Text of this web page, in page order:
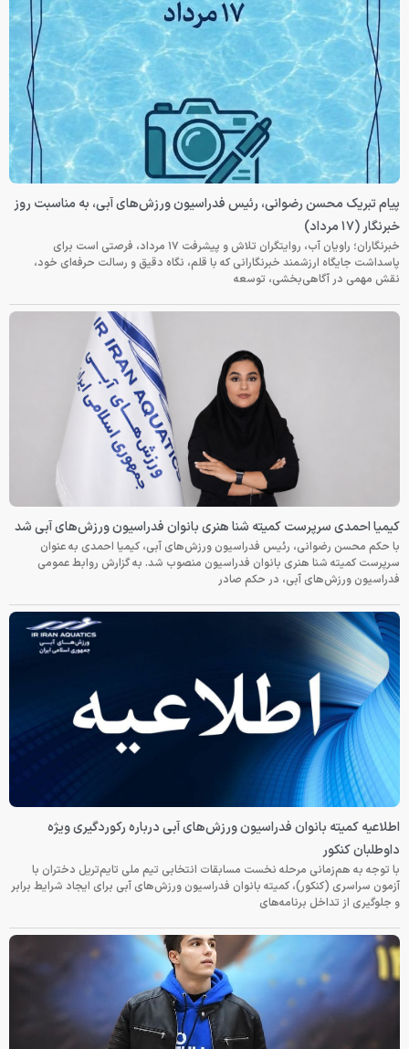
پیام تبریک محسن رضوانی، رئیس فدراسیون ورزش‌های آبی، به مناسبت روز
خبرنگار (۱۷ مرداد)
خبرنگاران؛ راویان آب، روایتگران تلاش و پیشرفت ۱۷ مرداد، فرصتی است برای
پاسداشت جایگاه ارزشمند خبرنگارانی که با قلم، نگاه دقیق و رسالت حرفه‌ای خود،
نقش مهمی در آگاهی‌بخشی، توسعه
کیمیا احمدی سرپرست کمیته شنا هنری بانوان فدراسیون ورزش‌های آبی شد
با حکم محسن رضوانی، رئیس فدراسیون ورزش‌های آبی، کیمیا احمدی به عنوان
سرپرست کمیته شنا هنری بانوان فدراسیون منصوب شد. به گزارش روابط عمومی
فدراسیون ورزش‌های آبی، در حکم صادر
اطلاعیه کمیته بانوان فدراسیون ورزش‌های آبی درباره رکوردگیری ویژه
داوطلبان کنکور
با توجه به هم‌زمانی مرحله نخست مسابقات انتخابی تیم ملی تایم‌تریل دختران با
آزمون سراسری (کنکور)، کمیته بانوان فدراسیون ورزش‌های آبی برای ایجاد شرایط برابر
و جلوگیری از تداخل برنامه‌های